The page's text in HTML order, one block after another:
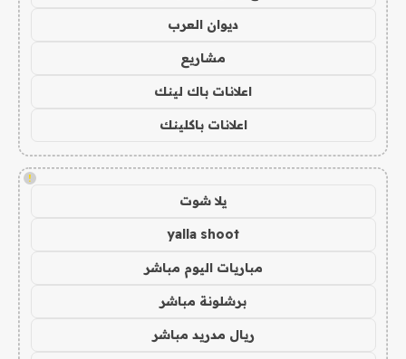
ديوان العرب
مشاريع
اعلانات باك لينك
اعلانات باكلينك
!
يلا شوت
yalla shoot
مباريات اليوم مباشر
برشلونة مباشر
ريال مدريد مباشر